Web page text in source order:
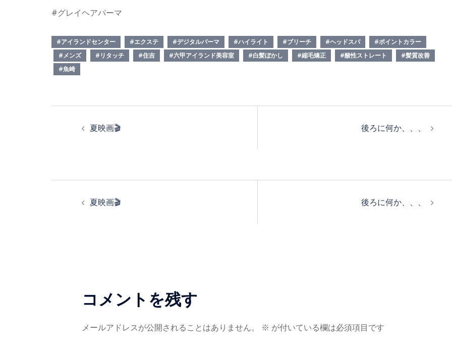
#グレイヘアパーマ
#アイランドセンター #エクステ #デジタルパーマ #ハイライト #ブリーチ #ヘッドスパ
#ポイントカラー
#メンズ
#リタッチ #住吉 #六甲アイランド美容室 #白髪ぼかし #縮毛矯正 #酸性ストレート
#髪質改善
#魚崎
ビ
夏映画🎬 後ろに何か、、、
夏映画🎬 後ろに何か、、、
コメントを残す
メールアドレスが公開されることはありません。 ※ が付いている欄は必須項目です